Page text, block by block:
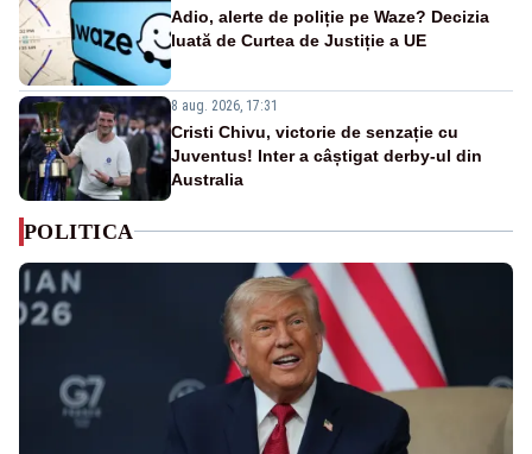
Adio, alerte de poliție pe Waze? Decizia
luată de Curtea de Justiție a UE
8 aug. 2026, 17:31
Cristi Chivu, victorie de senzație cu
Juventus! Inter a câștigat derby-ul din
Australia
POLITICA